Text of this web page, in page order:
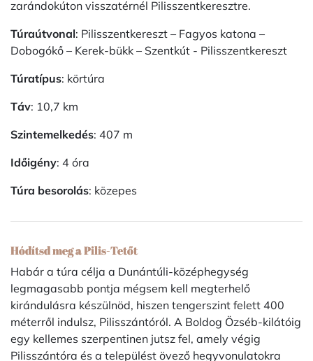
zarándokúton visszatérnél Pilisszentkeresztre.
Túraútvonal: Pilisszentkereszt – Fagyos katona –
Dobogókő – Kerek-bükk – Szentkút - Pilisszentkereszt
Túratípus: körtúra
Táv: 10,7 km
Szintemelkedés: 407 m
Időigény: 4 óra
Túra besorolás: közepes
Hódítsd meg a Pilis-Tetőt
Habár a túra célja a Dunántúli-középhegység
legmagasabb pontja mégsem kell megterhelő
kirándulásra készülnöd, hiszen tengerszint felett 400
méterről indulsz, Pilisszántóról. A Boldog Özséb-kilátóig
egy kellemes szerpentinen jutsz fel, amely végig
Pilisszántóra és a települést övező hegyvonulatokra